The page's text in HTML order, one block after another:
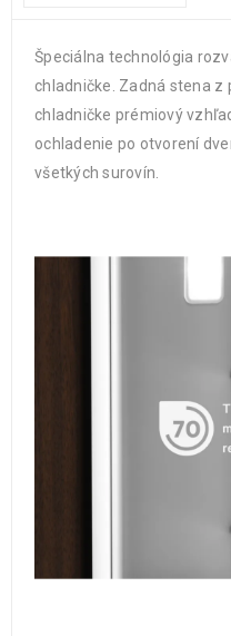
Špeciálna technológia
chladničke. Zadná stena z
chladničke prémiový
ochladenie po otvorení
všetkých surovín.